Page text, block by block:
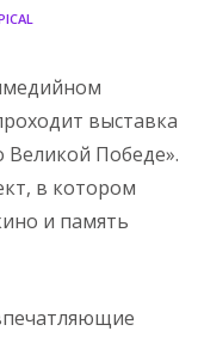
выставка
Победе».
в котором
и память